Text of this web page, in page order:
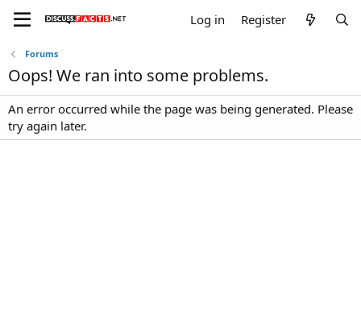
Log in Register
Forums
Oops! We ran into some problems.
An error occurred while the page was being generated. Please
try again later.